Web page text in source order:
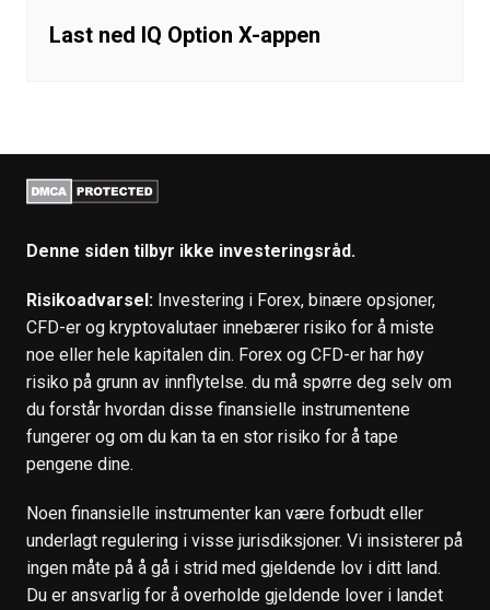
Last ned IQ Option X-appen
Denne siden tilbyr ikke investeringsråd.
Risikoadvarsel:Investering i Forex, binære opsjoner,
CFD-er og kryptovalutaer innebærer risiko for å miste
noe eller hele kapitalen din. Forex og CFD-er har høy
risiko på grunn av innflytelse. du må spørre deg selv om
du forstår hvordan disse finansielle instrumentene
fungerer og om du kan ta en stor risiko for å tape
pengene dine.
Noen finansielle instrumenter kan være forbudt eller
underlagt regulering i visse jurisdiksjoner. Vi insisterer på
ingen måte på å gå i strid med gjeldende lov i ditt land.
Du er ansvarlig for å overholde gjeldende lover i landet